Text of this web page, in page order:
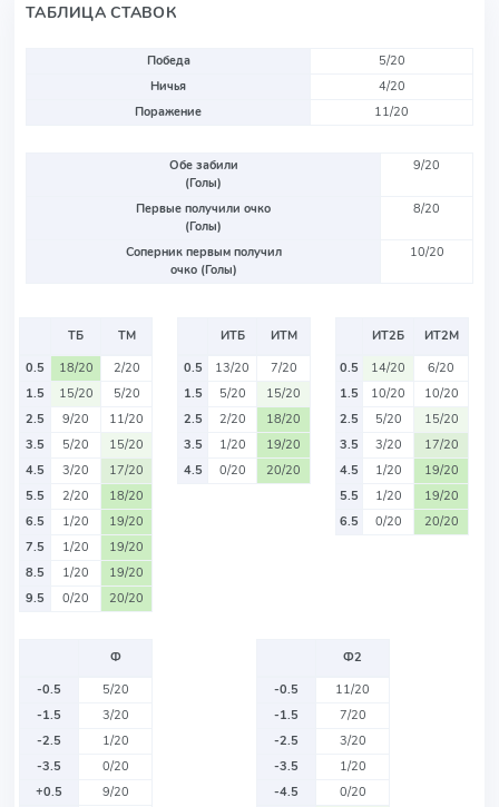
ТАБЛИЦА СТАВОК
Победа
5/20
Ничья
4/20
Поражение
11/20
Обе забили
(Голы)
9/20
Первые получили очко
(Голы)
8/20
Соперник первым получил
очко (Голы)
10/20
ТБ
ТМ
0.5
18/20
2/20
1.5
15/20
5/20
2.5
9/20
11/20
3.5
5/20
15/20
4.5
3/20
17/20
5.5
2/20
18/20
6.5
1/20
19/20
7.5
1/20
19/20
8.5
1/20
19/20
9.5
0/20 20/20
ИТБ
ИТМ
0.5
13/20
7/20
1.5
5/20
15/20
2.5
2/20
18/20
3.5
1/20
19/20
4.5
0/20 20/20
ИТ2Б
ИТ2М
0.5
14/20
6/20
1.5
10/20
10/20
2.5
5/20
15/20
3.5
3/20
17/20
4.5
1/20
19/20
5.5
1/20
19/20
6.5
0/20 20/20
Ф
-0.5
5/20
-1.5
3/20
-2.5
1/20
-3.5
0/20
+0.5
9/20
Ф2
-0.5
11/20
-1.5
7/20
-2.5
3/20
-3.5
1/20
-4.5
0/20